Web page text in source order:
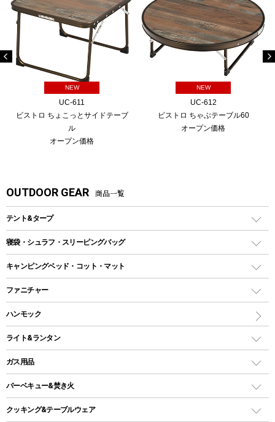
NEW
UC-611
ビストロ ちょこっとサイドテーブ
ル
オープン価格
NEW
UC-612
ビストロ ちゃぶテーブル60
オープン価格
OUTDOOR GEAR 商品一覧
テント&タープ
テント
ツールームテント
ワンポールテント
シェルターテント
ロッジ型・オリジナルテント
タープ
寝袋・シュラフ・スリーピングバッグ
レクタングラー型（封筒型）シュラフ
インナーシュラフ
キャンピングベッド・コット・マット
キャンピングベッド・コット
インフレータブルマット
ファニチャー
アウトドアテーブル
レジャーシート
ハンモック
ライト&ランタン
LEDランタン
ガスランタン
オイルランタン
ガス用品
ガスバーナー
バーベキュー&焚き火
バーベキューコンロ、グリル
クッキング&テーブルウェア